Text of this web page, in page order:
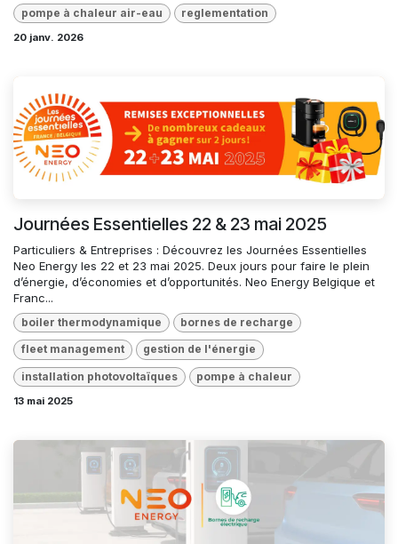
pompe à chaleur air-eau reglementation
20 janv. 2026
Journées Essentielles 22 & 23 mai 2025
Particuliers & Entreprises : Découvrez les Journées Essentielles
Neo Energy les 22 et 23 mai 2025. Deux jours pour faire le plein
d’énergie, d’économies et d’opportunités. Neo Energy Belgique et
Franc...
boiler thermodynamique bornes de recharge
fleet management gestion de l'énergie
installation photovoltaïques pompe à chaleur
13 mai 2025